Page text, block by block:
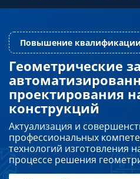
Преподавателям
Слушателям
Партнерам
НИОКР
Повышение
Геометрические
проектирования
конструкций
Актуализация и
профессиональных
технологий изготовления
процессе решения